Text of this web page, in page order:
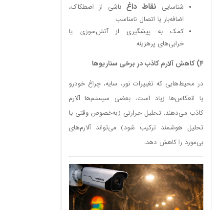
شناسایی نقاط داغ ناشی از اصطکاک،
اضافه‌بار یا اتصال نامناسب
کمک به پیشگیری از آتش‌سوزی یا
خرابی‌های پرهزینه
4) کاهش آلارم کاذب در برخی سناریوها
در محیط‌هایی که تغییرات نور، سایه، چراغ خودرو
یا انعکاس‌ها زیاد است، بعضی سیستم‌ها آلارم
کاذب می‌دهند. تحلیل حرارتی (به‌خصوص وقتی با
تحلیل هوشمند ترکیب شود) می‌تواند آلارم‌های
بی‌مورد را کاهش دهد.